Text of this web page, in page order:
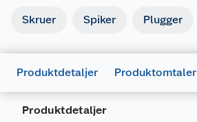
Skruer Spiker Plugger
Produktdetaljer Produktomtaler
Produktdetaljer